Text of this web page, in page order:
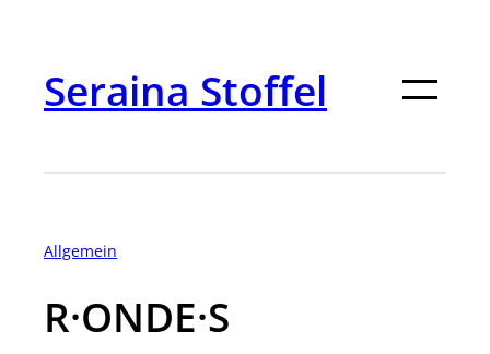
Seraina Stoffel
Allgemein
R·ONDE·S